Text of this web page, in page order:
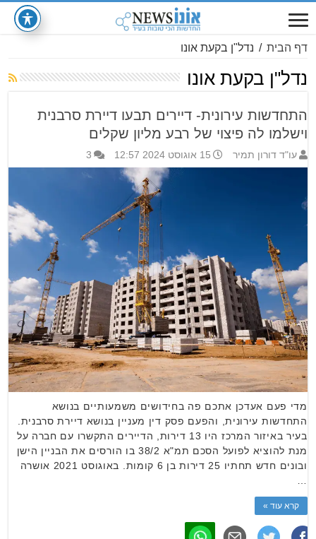
דף הבית / נדל"ן בקעת אונו
נדל"ן בקעת אונו
התחדשות עירונית- דיירים תבעו דיירת סרבנית
וישלמו לה פיצוי של רבע מליון שקלים
עו"ד דורון תמיר 15 אוגוסט 2024 12:57 3
מדי פעם אעדכן אתכם פה בחידושים משמעותיים בנושא
התחדשות עירונית, והפעם פסק דין מעניין בנושא דיירת סרבנית.
בעיר באיזור המרכז היו 13 דירות, הדיירים התקשרו עם חברה על
מנת להוציא לפועל הסכם תמ"א 38/2 בו הורסים את הבניין הישן
ובונים חדש תחתיו 25 דירות בן 6 קומות. באוגוסט 2021 אושרה
קרא עוד »